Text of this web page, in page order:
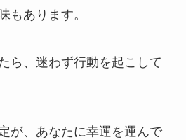
もあります。
ら、迷わず行動を起こして
が、あなたに幸運を運んで